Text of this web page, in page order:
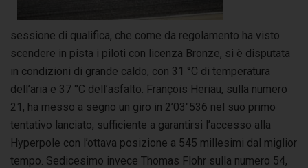
sessione di qualifica, che come da regolamento ha visto
scendere in pista i piloti con licenza Bronze, si è disputata
in condizioni di grande caldo, con 31 °C di temperatura
dell’aria e 37 °C dell’asfalto. François Heriau, sulla numero
21, ha messo a segno un giro in 2’03″536 nel suo primo
tentativo lanciato, sufficiente a garantirsi l’accesso alla
Hyperpole con l’ottava posizione a 545 millesimi dal miglior
tempo. Sedicesimo invece Thomas Flohr sulla numero 54,